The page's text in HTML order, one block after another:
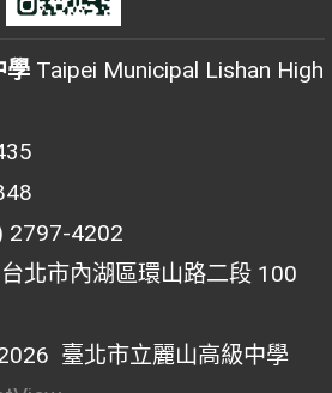
學 Taipei Municipal Lishan High
2797-4202
北市內湖區環山路二段 100
臺北市立麗山高級中學